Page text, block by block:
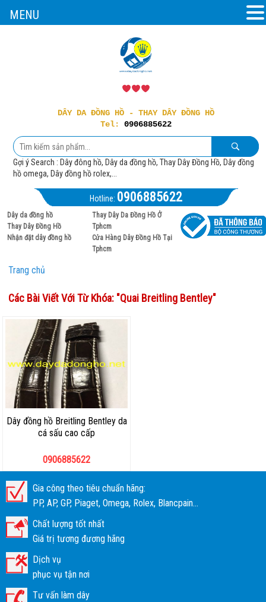
DÂY DA ĐỒNG HỒ - THAY DÂY ĐỒNG HỒ
Tel: 0906885622
Gợi ý Search : Dây đông hồ, Dây da đồng hồ, Thay Dây Đồng Hồ, Dây đồng
hồ omega, Dây đồng hồ rolex,...
Hotline: 0906885622
Dây da đồng hồ
Thay Dây Đồng Hồ
Nhận đặt dây đồng hồ
Thay Dây Da Đồng Hồ Ở
Tphcm
Cửa Hàng Dây Đồng Hồ Tại
Tphcm
Trang chủ
Các Bài Viết Với Từ Khóa: "Quai Breitling Bentley"
Dây đồng hồ Breitling Bentley da
cá sấu cao cấp
0906885622
Gia công theo tiêu chuẩn hãng:
PP, AP, GP, Piaget, Omega, Rolex, Blancpain...
Chất lượng tốt nhất
Giá trị tương đương hãng
Dịch vụ
phục vụ tận nơi
Tư vấn làm dây
MENU